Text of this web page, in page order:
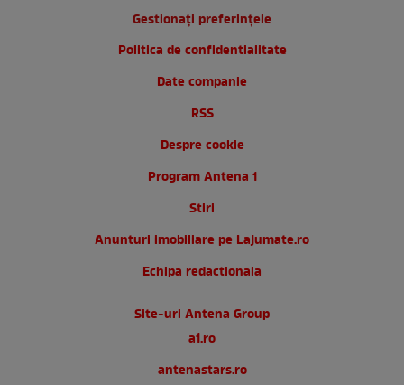
Gestionați preferințele
Politica de confidentialitate
Date companie
RSS
Despre cookie
Program Antena 1
Stiri
Anunturi imobiliare pe Lajumate.ro
Echipa redactionala
Site-uri Antena Group
a1.ro
antenastars.ro